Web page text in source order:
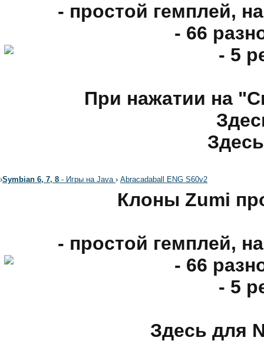
- простой гемплей,
- 66
- 5
При нажатии на
›Symbian 6, 7, 8 - Игры на Java › Abracadaball ENG S60v2
Клоны Zumi
- простой гемплей,
- 66
- 5
Здесь для